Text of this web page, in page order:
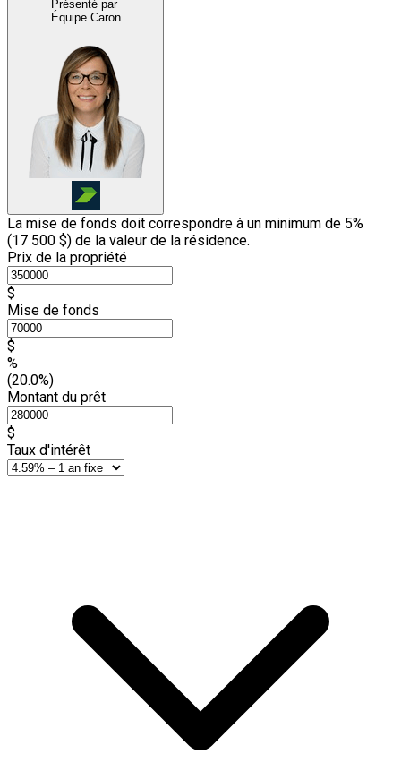
Présenté par
Équipe Caron
La mise de fonds doit correspondre à un minimum de 5%
(17 500 $) de la valeur de la résidence.
Prix de la propriété
$
Mise de fonds
$
%
(20.0%)
Montant du prêt
$
Taux d'intérêt